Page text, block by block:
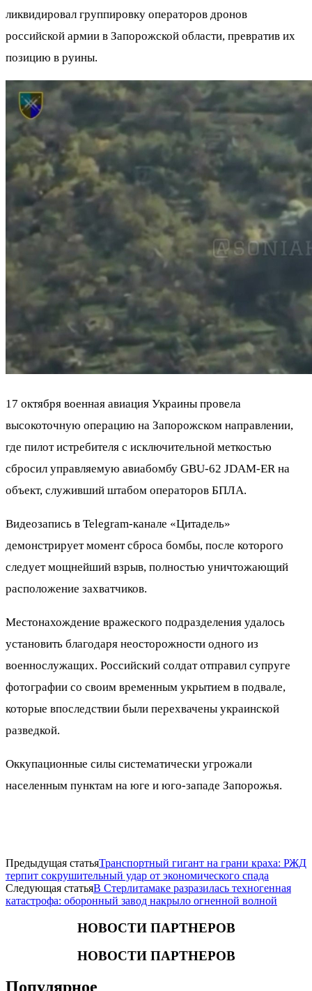
ликвидировал группировку операторов дронов
российской армии в Запорожской области, превратив их
позицию в руины.
17 октября военная авиация Украины провела
высокоточную операцию на Запорожском направлении,
где пилот истребителя с исключительной меткостью
сбросил управляемую авиабомбу GBU-62 JDAM-ER на
объект, служивший штабом операторов БПЛА.
Видеозапись в Telegram-канале «Цитадель»
демонстрирует момент сброса бомбы, после которого
следует мощнейший взрыв, полностью уничтожающий
расположение захватчиков.
Местонахождение вражеского подразделения удалось
установить благодаря неосторожности одного из
военнослужащих. Российский солдат отправил супруге
фотографии со своим временным укрытием в подвале,
которые впоследствии были перехвачены украинской
разведкой.
Оккупационные силы систематически угрожали
населенным пунктам на юге и юго-западе Запорожья.
Предыдущая статьяТранспортный гигант на грани краха: РЖД
терпит сокрушительный удар от экономического спада
Следующая статьяВ Стерлитамаке разразилась техногенная
катастрофа: оборонный завод накрыло огненной волной
НОВОСТИ ПАРТНЕРОВ
НОВОСТИ ПАРТНЕРОВ
Популярное